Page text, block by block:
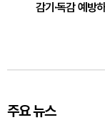
감기·독감 예방
주요 뉴스